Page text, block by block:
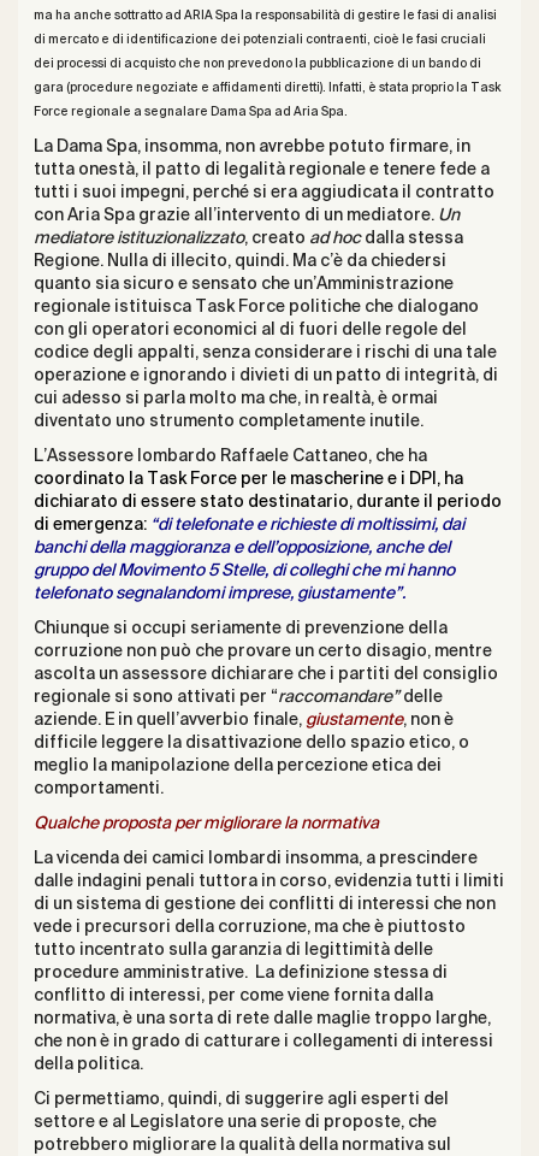
ma ha anche sottratto ad ARIA Spa la responsabilità di gestire le fasi di analisi
di mercato e di identificazione dei potenziali contraenti, cioè le fasi cruciali
dei processi di acquisto che non prevedono la pubblicazione di un bando di
gara (procedure negoziate e affidamenti diretti). Infatti, è stata proprio la Task
Force regionale a segnalare Dama Spa ad Aria Spa.
La Dama Spa, insomma, non avrebbe potuto firmare, in
tutta onestà, il patto di legalità regionale e tenere fede a
tutti i suoi impegni, perché si era aggiudicata il contratto
con Aria Spa grazie all’intervento di un mediatore. Un
mediatore istituzionalizzato, creato ad hocdalla stessa
Regione. Nulla di illecito, quindi. Ma c’è da chiedersi
quanto sia sicuro e sensato che un’Amministrazione
regionale istituisca Task Force politiche che dialogano
con gli operatori economici al di fuori delle regole del
codice degli appalti, senza considerare i rischi di una tale
operazione e ignorando i divieti di un patto di integrità, di
cui adesso si parla molto ma che, in realtà, è ormai
diventato uno strumento completamente inutile.
L’Assessore lombardo Raffaele Cattaneo, che ha
coordinato la Task Force per le mascherine e i DPI, ha
dichiarato di essere stato destinatario, durante il periodo
di emergenza: “di telefonate e richieste di moltissimi, dai
banchi della maggioranza e dell’opposizione, anche del
gruppo del Movimento 5 Stelle, di colleghi che mi hanno
telefonato segnalandomi imprese, giustamente”.
Chiunque si occupi seriamente di prevenzione della
corruzione non può che provare un certo disagio, mentre
ascolta un assessore dichiarare che i partiti del consiglio
regionale si sono attivati per “raccomandare”delle
aziende. E in quell’avverbio finale, giustamente, non è
difficile leggere la disattivazione dello spazio etico, o
meglio la manipolazione della percezione etica dei
comportamenti.
Qualche proposta per migliorare la normativa
La vicenda dei camici lombardi insomma, a prescindere
dalle indagini penali tuttora in corso, evidenzia tutti i limiti
di un sistema di gestione dei conflitti di interessi che non
vede i precursori della corruzione, ma che è piuttosto
tutto incentrato sulla garanzia di legittimità delle
procedure amministrative. La definizione stessa di
conflitto di interessi, per come viene fornita dalla
normativa, è una sorta di rete dalle maglie troppo larghe,
che non è in grado di catturare i collegamenti di interessi
della politica.
Ci permettiamo, quindi, di suggerire agli esperti del
settore e al Legislatore una serie di proposte, che
potrebbero migliorare la qualità della normativa sul